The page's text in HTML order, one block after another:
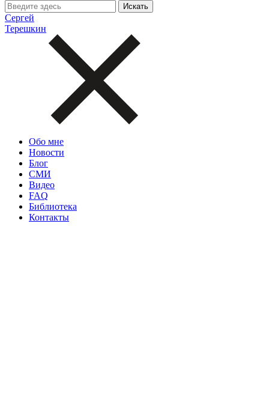
Сергей
Терешкин
Обо мне
Новости
Блог
СМИ
Видео
FAQ
Библиотека
Контакты